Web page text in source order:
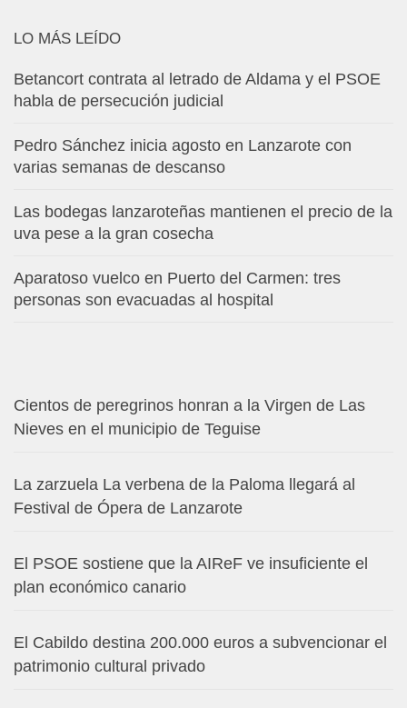
LO MÁS LEÍDO
Betancort contrata al letrado de Aldama y el PSOE
habla de persecución judicial
Pedro Sánchez inicia agosto en Lanzarote con
varias semanas de descanso
Las bodegas lanzaroteñas mantienen el precio de la
uva pese a la gran cosecha
Aparatoso vuelco en Puerto del Carmen: tres
personas son evacuadas al hospital
Cientos de peregrinos honran a la Virgen de Las
Nieves en el municipio de Teguise
La zarzuela La verbena de la Paloma llegará al
Festival de Ópera de Lanzarote
El PSOE sostiene que la AIReF ve insuficiente el
plan económico canario
El Cabildo destina 200.000 euros a subvencionar el
patrimonio cultural privado